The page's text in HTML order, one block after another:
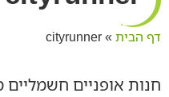
דף הבית »
cityrunner
חנות אופניים חשמליים